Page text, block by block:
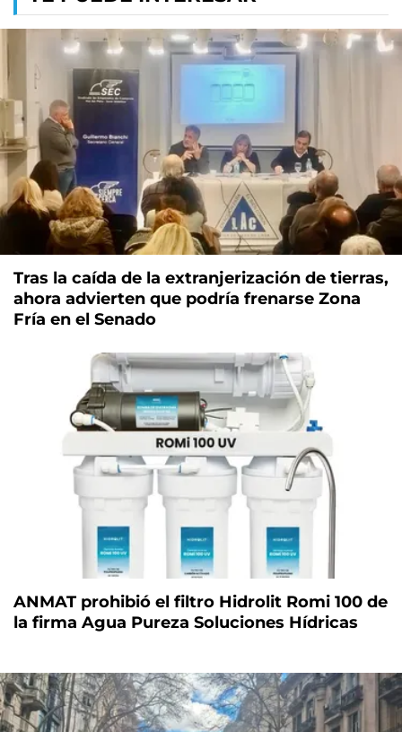
Tras la caída de la extranjerización de tierras,
ahora advierten que podría frenarse Zona
Fría en el Senado
ANMAT prohibió el filtro Hidrolit Romi 100 de
la firma Agua Pureza Soluciones Hídricas